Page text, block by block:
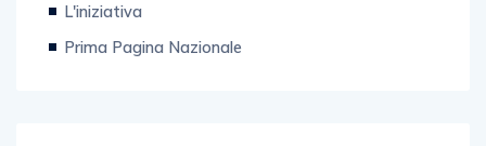
Prima Pagina Nazionale